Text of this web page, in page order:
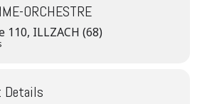
ORCHESTRE
110, ILLZACH (68)
Details